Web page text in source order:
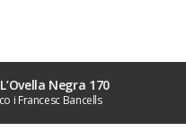
Negra 170
i Francesc Bancells